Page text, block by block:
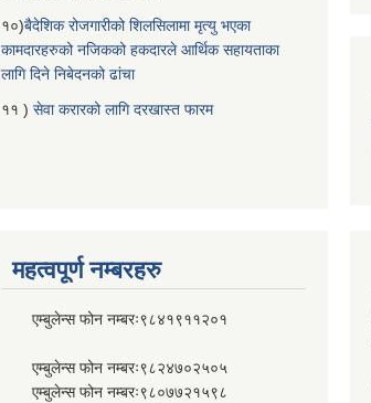
१०)बैदेशिक रोजगारीको शिलसिलामा मृत्यु भएका
कामदारहरुको नजिकको हकदारले आर्थिक सहायताका
लागि दिने निबेदनको ढांचा
११ ) सेवा करारको लागि दरखास्त फारम
महत्वपूर्ण नम्बरहरु
एम्बुलेन्स फोन नम्बरः९८४१९११२०१
एम्बुलेन्स फोन नम्बरः९८२४७०२५०५
एम्बुलेन्स फोन नम्बरः९८०७७२१५९८